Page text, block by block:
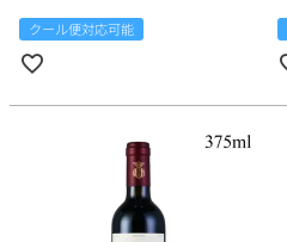
クール便対応可能